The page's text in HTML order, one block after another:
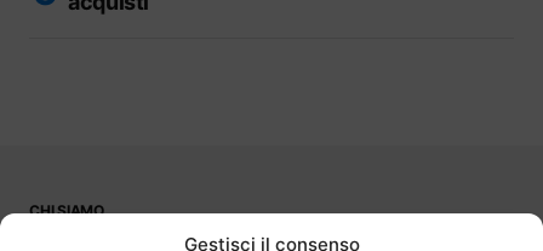
Gestisci il consenso
CHI SIAMO